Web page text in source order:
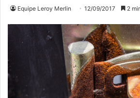
Equipe Leroy Merlin 12/09/2017 2